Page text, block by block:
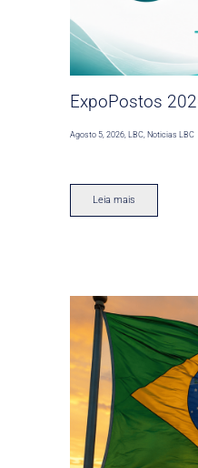
ExpoPostos
Agosto 5, 2026,LBC,Noticias LBC
Leia mais